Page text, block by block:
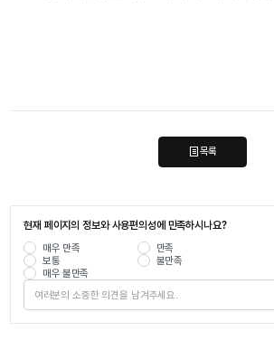
목록
현재 페이지의 정보와 사용편의성에 만족하시나요?
매우 만족
만족
보통
불만족
매우 불만족